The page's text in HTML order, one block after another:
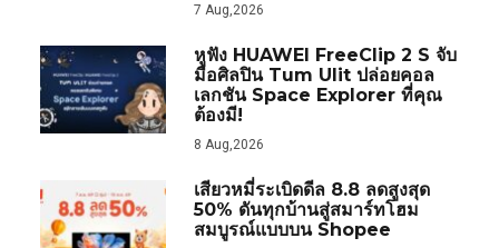
7 Aug,2026
หูฟัง HUAWEI FreeClip 2 S จับ
มือศิลปิน Tum Ulit ปล่อยคอล
เลกชัน Space Explorer ที่คุณ
ต้องมี!
8 Aug,2026
เสียวหมี่ระเบิดดีล 8.8 ลดสูงสุด
50% ดันทุกบ้านสู่สมาร์ทโฮม
สมบูรณ์แบบบน Shopee